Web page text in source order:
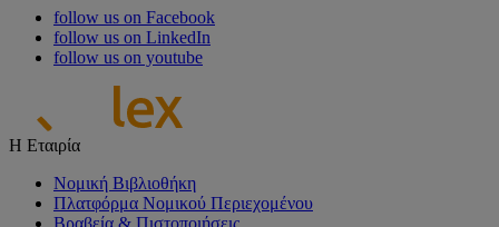
follow us on Facebook
follow us on LinkedIn
follow us on youtube
Η Εταιρία
Νομική Βιβλιοθήκη
Πλατφόρμα Νομικού Περιεχομένου
Βραβεία & Πιστοποιήσεις